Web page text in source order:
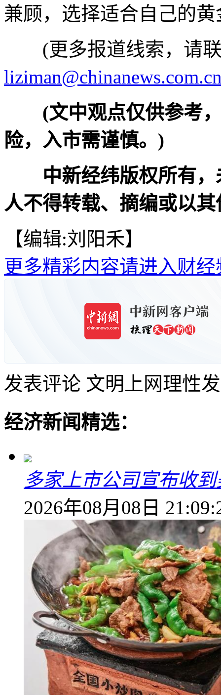
兼顾，选择适合自己的
(更多报道线索，请联
(文中观点仅供参考
险，入市需谨慎。)
中新经纬版权所有
人不得转载、摘编或以
【编辑:刘阳禾】
更多精彩内容请进入财经
发表评论 文明上网理性
经济新闻精选：
多家上市公司宣布收
2026年08月08日